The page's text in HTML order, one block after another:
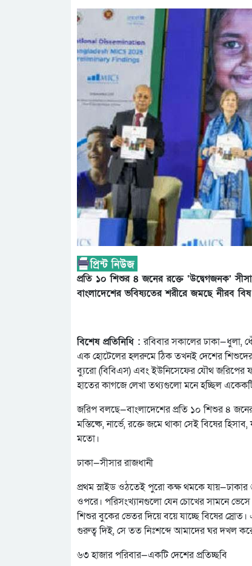
প্রতি ১০ শিশুর ৪ জনের রক্তে ‘উদ্বেগজনক’ সীসা
বাংলাদেশের ভবিষ্যতের শরীরে জমছে নীরব বিষ
বিশেষ প্রতিনিধি :রবিবার সকালের ঢাকা—ধুলা,
এক হোটেলের হলরুমে ঠিক তখনই দেশের শিশুদের
ব্যুরো (বিবিএস) এবং ইউনিসেফের যৌথ জরিপের
হাতের কাগজে লেখা তথ্যগুলো মনে হচ্ছিল
জরিপ বলছে—বাংলাদেশের প্রতি ১০ শিশুর ৪
মস্তিষ্কে, নার্ভে, রক্তে জমে থাকা সেই বিষের
মতো।
ঢাকা—সীসার রাজধানী
প্রথম স্লাইড ওঠতেই পুরো কক্ষ থমকে যায়—ঢাকার
ওপরে। পরিসংখ্যানগুলো যেন চোখের সামনে ভেসে
শিশুর বুকের ভেতর দিয়ে বয়ে যাচ্ছে বিষের
গুরুত্ব দিই, সে তত নিঃশব্দে আমাদের ঘর দখল
৬৩ হাজার পরিবার—একটি দেশের প্রতিচ্ছবি